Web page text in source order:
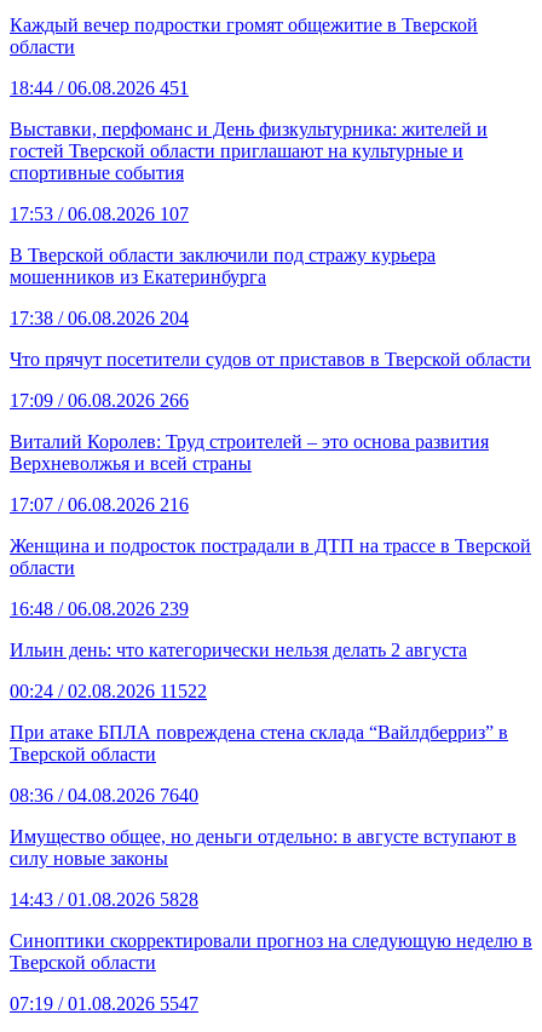
Каждый вечер подростки громят общежитие в Тверской
области
18:44 / 06.08.2026 451
Выставки, перфоманс и День физкультурника: жителей и
гостей Тверской области приглашают на культурные и
спортивные события
17:53 / 06.08.2026 107
В Тверской области заключили под стражу курьера
мошенников из Екатеринбурга
17:38 / 06.08.2026 204
Что прячут посетители судов от приставов в Тверской области
17:09 / 06.08.2026 266
Виталий Королев: Труд строителей – это основа развития
Верхневолжья и всей страны
17:07 / 06.08.2026 216
Женщина и подросток пострадали в ДТП на трассе в Тверской
области
16:48 / 06.08.2026 239
Ильин день: что категорически нельзя делать 2 августа
00:24 / 02.08.2026 11522
При атаке БПЛА повреждена стена склада “Вайлдберриз” в
Тверской области
08:36 / 04.08.2026 7640
Имущество общее, но деньги отдельно: в августе вступают в
силу новые законы
14:43 / 01.08.2026 5828
Синоптики скорректировали прогноз на следующую неделю в
Тверской области
07:19 / 01.08.2026 5547